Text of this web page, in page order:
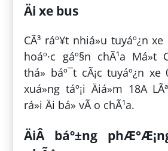
Äi xe bus
CÃ³ ráº¥t nhiá»u tuyáº¿n
hoáº·c gáº§n chÃ¹a Má»t
thá» báº¯t cÃ¡c tuyáº¿n
xuá»ng táº¡i Äiá»m 18A
rá»i Äi bá» vÃ o chÃ¹a.
ÄiÂ báº±ng